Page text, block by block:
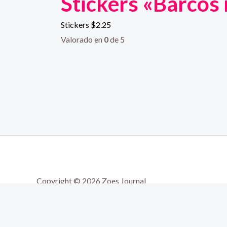
Stickers $2.25
Valorado en 0de 5
Copyright © 2026 Zoes Journal